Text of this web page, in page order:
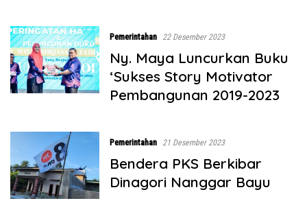
Pemerintahan 22 Desember 2023
Ny. Maya Luncurkan Buku
‘Sukses Story Motivator
Pembangunan 2019-2023
Pemerintahan 21 Desember 2023
Bendera PKS Berkibar
Dinagori Nanggar Bayu